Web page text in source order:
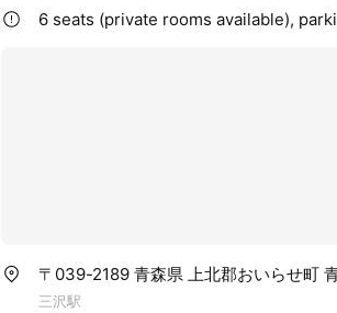
6 seats (private rooms available),
〒039-2189 青森県 上北郡おいらせ町
三沢駅